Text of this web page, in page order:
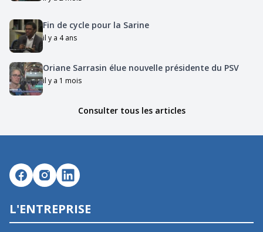
Fin de cycle pour la Sarine
il y a 4 ans
Oriane Sarrasin élue nouvelle présidente du PSV
il y a 1 mois
Consulter tous les articles
L'ENTREPRISE